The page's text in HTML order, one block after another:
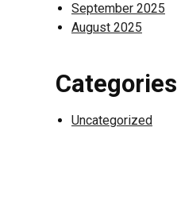
September 2025
August 2025
Categories
Uncategorized